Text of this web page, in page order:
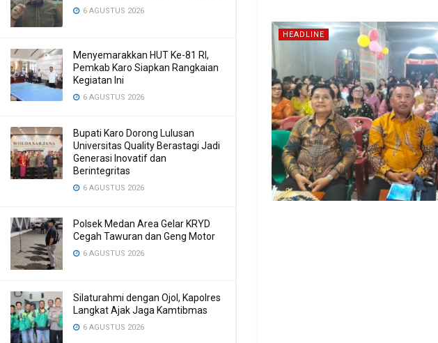
6 AGUSTUS 2026
Menyemarakkan HUT Ke-81 RI,
Pemkab Karo Siapkan Rangkaian
Kegiatan Ini
6 AGUSTUS 2026
Bupati Karo Dorong Lulusan
Universitas Quality Berastagi Jadi
Generasi Inovatif dan
Berintegritas
6 AGUSTUS 2026
Polsek Medan Area Gelar KRYD
Cegah Tawuran dan Geng Motor
6 AGUSTUS 2026
Silaturahmi dengan Ojol, Kapolres
Langkat Ajak Jaga Kamtibmas
6 AGUSTUS 2026
HEADLINE